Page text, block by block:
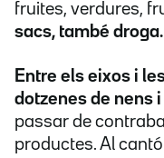
fruites, verdures,
sacs, també droga.
Entre els eixos i
dotzenes de nens
passar de
productes. Al